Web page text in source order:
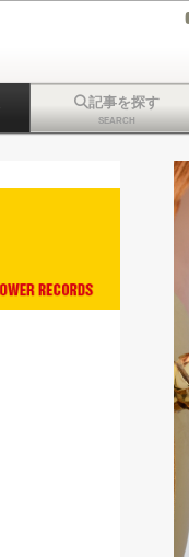
記事を探す
SEARCH